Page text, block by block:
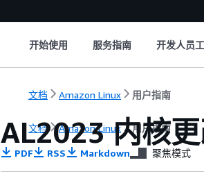
开始使用 服务指南 开发人员
文档 Amazon Linux 用户指南
文档 Amazon Linux 用户指南
AL2023 内核
PDF RSS Markdown 聚焦模式